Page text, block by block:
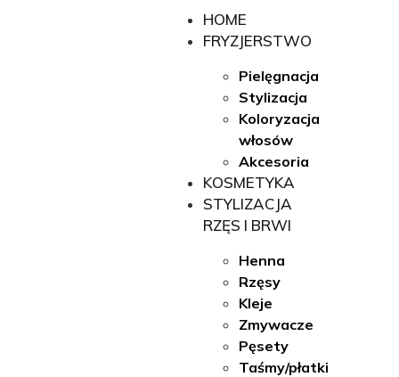
HOME
FRYZJERSTWO
Pielęgnacja
Stylizacja
Koloryzacja
włosów
Akcesoria
KOSMETYKA
STYLIZACJA
RZĘS I BRWI
Henna
Rzęsy
Kleje
Zmywacze
Pęsety
Taśmy/płatki